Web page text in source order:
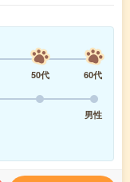
50代
60代
男性